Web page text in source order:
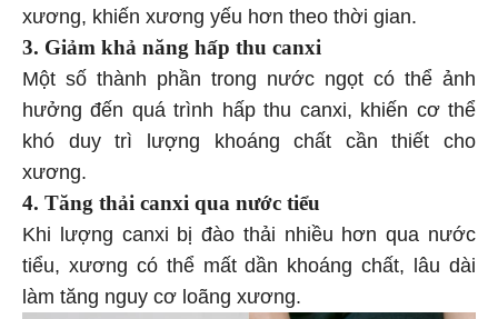
xương, khiến xương yếu hơn theo thời gian.
3. Giảm khả năng hấp thu canxi
Một số thành phần trong nước ngọt có thể ảnh
hưởng đến quá trình hấp thu canxi, khiến cơ thể
khó duy trì lượng khoáng chất cần thiết cho
xương.
4. Tăng thải canxi qua nước tiểu
Khi lượng canxi bị đào thải nhiều hơn qua nước
tiểu, xương có thể mất dần khoáng chất, lâu dài
làm tăng nguy cơ loãng xương.